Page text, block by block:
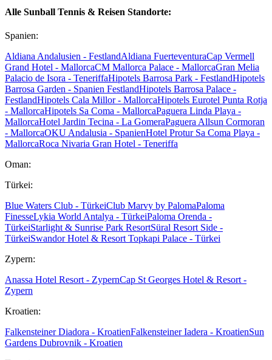
Alle Sunball Tennis & Reisen Standorte:
Spanien:
Aldiana Andalusien - FestlandAldiana FuerteventuraCap Vermell
Grand Hotel - MallorcaCM Mallorca Palace - MallorcaGran Melia
Palacio de Isora - TeneriffaHipotels Barrosa Park - FestlandHipotels
Barrosa Garden - Spanien FestlandHipotels Barrosa Palace -
FestlandHipotels Cala Millor - MallorcaHipotels Eurotel Punta Rotja
- MallorcaHipotels Sa Coma - MallorcaPaguera Linda Playa -
MallorcaHotel Jardin Tecina - La GomeraPaguera Allsun Cormoran
- MallorcaOKU Andalusia - SpanienHotel Protur Sa Coma Playa -
MallorcaRoca Nivaria Gran Hotel - Teneriffa
Oman:
Türkei:
Blue Waters Club - TürkeiClub Marvy by PalomaPaloma
FinesseLykia World Antalya - TürkeiPaloma Orenda -
TürkeiStarlight & Sunrise Park ResortSüral Resort Side -
TürkeiSwandor Hotel & Resort Topkapi Palace - Türkei
Zypern:
Anassa Hotel Resort - ZypernCap St Georges Hotel & Resort -
Zypern
Kroatien:
Falkensteiner Diadora - KroatienFalkensteiner Iadera - KroatienSun
Gardens Dubrovnik - Kroatien